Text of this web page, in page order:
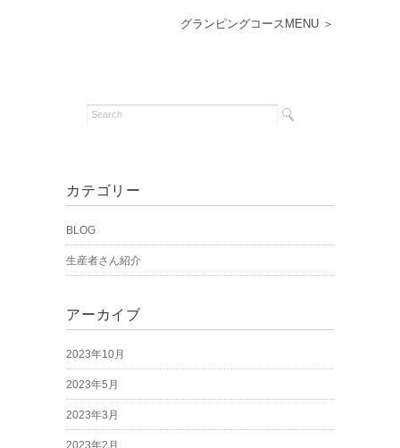
グランピングコースMENU ＞
カテゴリー
BLOG
生産者さん紹介
アーカイブ
2023年10月
2023年5月
2023年3月
2023年2月